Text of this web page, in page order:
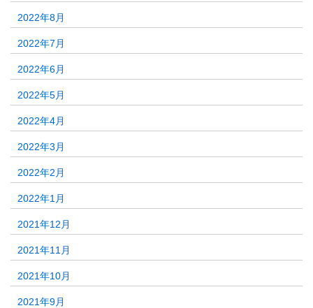
2022年8月
2022年7月
2022年6月
2022年5月
2022年4月
2022年3月
2022年2月
2022年1月
2021年12月
2021年11月
2021年10月
2021年9月